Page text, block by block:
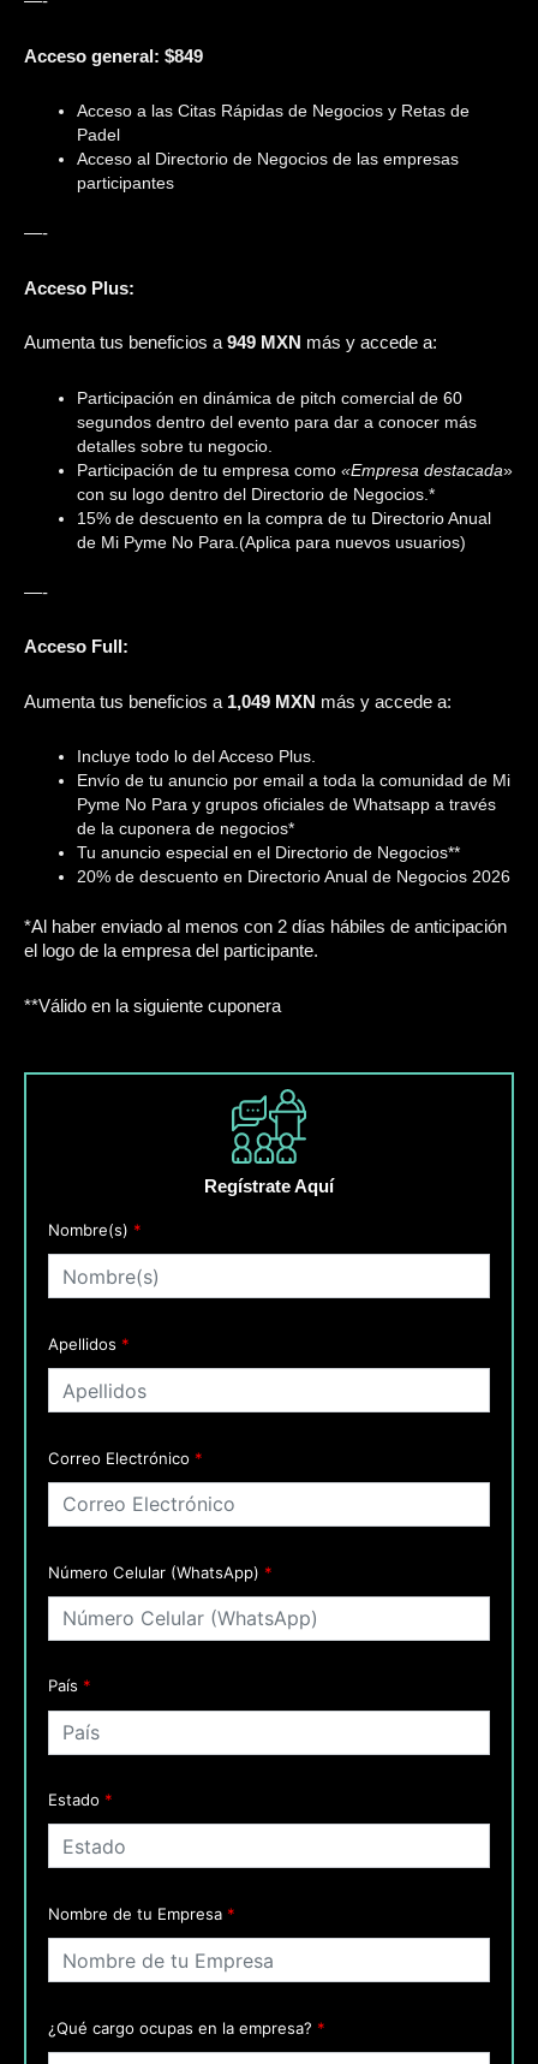
Acceso general: $849
Acceso a las Citas Rápidas de Negocios y Retas de
Padel
Acceso al Directorio de Negocios de las empresas
participantes
—-
Acceso Plus:
Aumenta tus beneficios a 949 MXN más y accede a:
Participación en dinámica de pitch comercial de 60
segundos dentro del evento para dar a conocer más
detalles sobre tu negocio.
Participación de tu empresa como «Empresa destacada»
con su logo dentro del Directorio de Negocios.*
15% de descuento en la compra de tu Directorio Anual
de Mi Pyme No Para.(Aplica para nuevos usuarios)
—-
Acceso Full:
Aumenta tus beneficios a 1,049 MXN más y accede a:
Incluye todo lo del Acceso Plus.
Envío de tu anuncio por email a toda la comunidad de Mi
Pyme No Para y grupos oficiales de Whatsapp a través
de la cuponera de negocios*
Tu anuncio especial en el Directorio de Negocios**
20% de descuento en Directorio Anual de Negocios 2026
*Al haber enviado al menos con 2 días hábiles de anticipación
el logo de la empresa del participante.
**Válido en la siguiente cuponera
Regístrate Aquí
Nombre(s) *
Apellidos *
Correo Electrónico *
Número Celular (WhatsApp) *
País *
Estado *
Nombre de tu Empresa *
¿Qué cargo ocupas en la empresa? *
de
Negocios
CDMX
Pádel
Julio